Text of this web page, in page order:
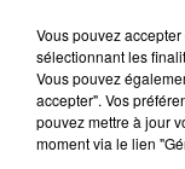
Vous pouvez
sélectionnant les
Vous pouvez
accepter". Vos
pouvez mettre à jour
moment via le lien